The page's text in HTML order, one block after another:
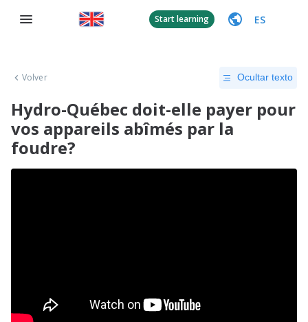
Start learning ES
Volver Ocultar texto
Hydro-Québec doit-elle payer pour
vos appareils abîmés par la
foudre?